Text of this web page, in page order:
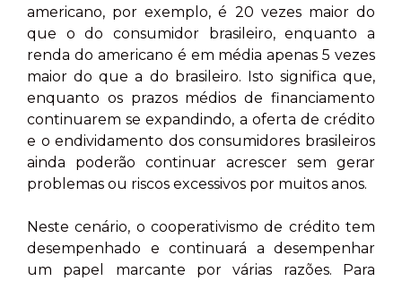
americano, por exemplo, é 20 vezes maior do
que o do consumidor brasileiro, enquanto a
renda do americano é em média apenas 5 vezes
maior do que a do brasileiro. Isto significa que,
enquanto os prazos médios de financiamento
continuarem se expandindo, a oferta de crédito
e o endividamento dos consumidores brasileiros
ainda poderão continuar acrescer sem gerar
problemas ou riscos excessivos por muitos anos.
Neste cenário, o cooperativismo de crédito tem
desempenhado e continuará a desempenhar
um papel marcante por várias razões. Para